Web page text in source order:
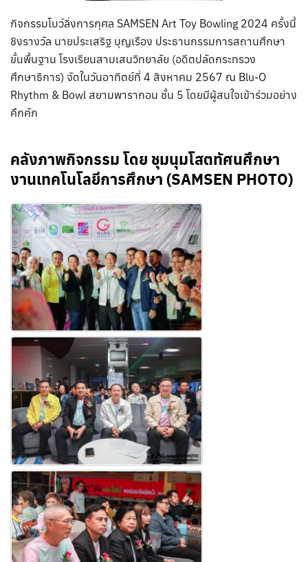
กิจกรรมโบว์ลิ่งการกุศล SAMSEN Art Toy Bowling 2024 ครั้งนี้
ชิงรางวัล นายประเสริฐ บุญเรือง ประธานกรรมการสถานศึกษา
ขั้นพื้นฐาน โรงเรียนสามเสนวิทยาลัย (อดีตปลัดกระทรวง
ศึกษาธิการ) จัดในวันอาทิตย์ที่ 4 สิงหาคม 2567 ณ Blu-O
Rhythm & Bowl สยามพารากอน ชั้น 5 โดยมีผู้สนใจเข้าร่วมอย่าง
คึกคัก
คลังภาพกิจกรรม โดย ชุมนุมโสตทัศนศึกษา
งานเทคโนโลยีการศึกษา (SAMSEN PHOTO)